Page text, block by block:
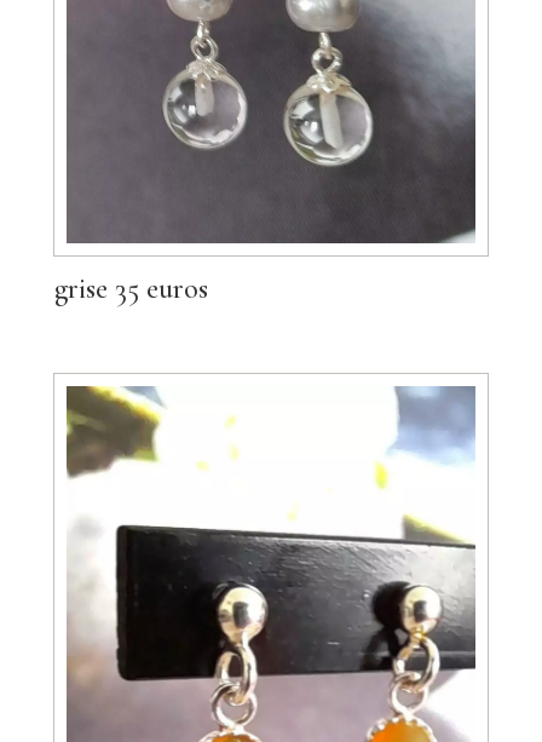
grise 35 euros